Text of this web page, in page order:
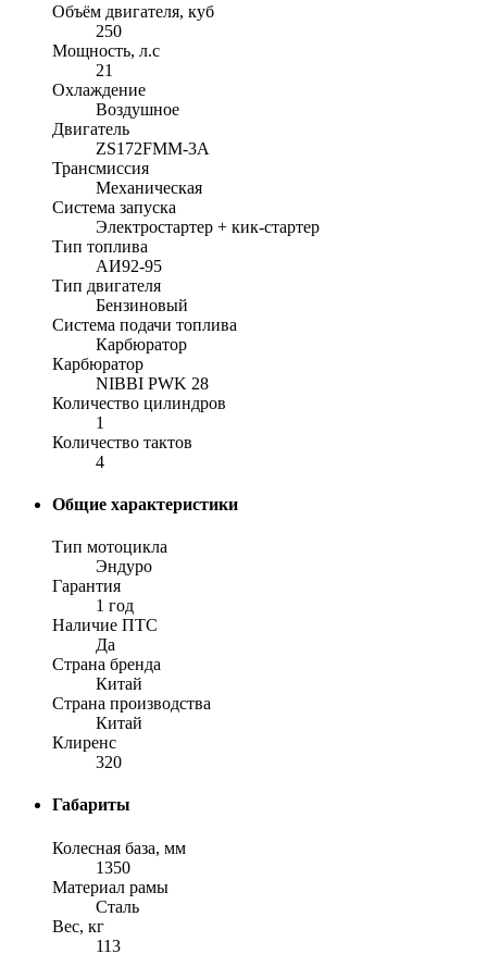
Объём двигателя, куб
250
Мощность, л.с
21
Охлаждение
Воздушное
Двигатель
ZS172FMM-3A
Трансмиссия
Механическая
Система запуска
Электростартер + кик-стартер
Тип топлива
АИ92-95
Тип двигателя
Бензиновый
Система подачи топлива
Карбюратор
Карбюратор
NIBBI PWK 28
Количество цилиндров
1
Количество тактов
4
Общие характеристики
Тип мотоцикла
Эндуро
Гарантия
1 год
Наличие ПТС
Да
Страна бренда
Китай
Страна производства
Китай
Клиренс
320
Габариты
Колесная база, мм
1350
Материал рамы
Сталь
Вес, кг
113